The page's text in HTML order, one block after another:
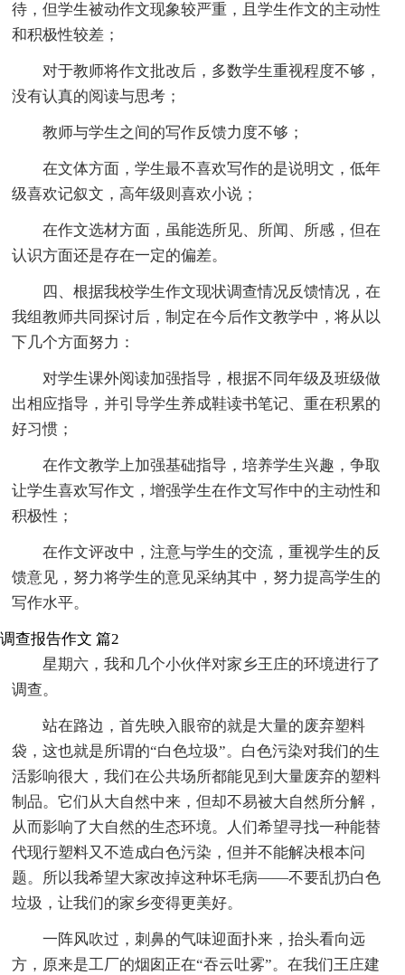
待，但学生被动作文现象较严重，且学生作文的主动性
和积极性较差；
对于教师将作文批改后，多数学生重视程度不够，
没有认真的阅读与思考；
教师与学生之间的写作反馈力度不够；
在文体方面，学生最不喜欢写作的是说明文，低年
级喜欢记叙文，高年级则喜欢小说；
在作文选材方面，虽能选所见、所闻、所感，但在
认识方面还是存在一定的偏差。
四、根据我校学生作文现状调查情况反馈情况，在
我组教师共同探讨后，制定在今后作文教学中，将从以
下几个方面努力：
对学生课外阅读加强指导，根据不同年级及班级做
出相应指导，并引导学生养成鞋读书笔记、重在积累的
好习惯；
在作文教学上加强基础指导，培养学生兴趣，争取
让学生喜欢写作文，增强学生在作文写作中的主动性和
积极性；
在作文评改中，注意与学生的交流，重视学生的反
馈意见，努力将学生的意见采纳其中，努力提高学生的
写作水平。
调查报告作文 篇2
星期六，我和几个小伙伴对家乡王庄的环境进行了
调查。
站在路边，首先映入眼帘的就是大量的废弃塑料
袋，这也就是所谓的“白色垃圾”。白色污染对我们的生
活影响很大，我们在公共场所都能见到大量废弃的塑料
制品。它们从大自然中来，但却不易被大自然所分解，
从而影响了大自然的生态环境。人们希望寻找一种能替
代现行塑料又不造成白色污染，但并不能解决根本问
题。所以我希望大家改掉这种坏毛病——不要乱扔白色
垃圾，让我们的家乡变得更美好。
一阵风吹过，刺鼻的气味迎面扑来，抬头看向远
方，原来是工厂的烟囱正在“吞云吐雾”。在我们王庄建